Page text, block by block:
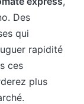
Des
qui
rapidité
ces
plus